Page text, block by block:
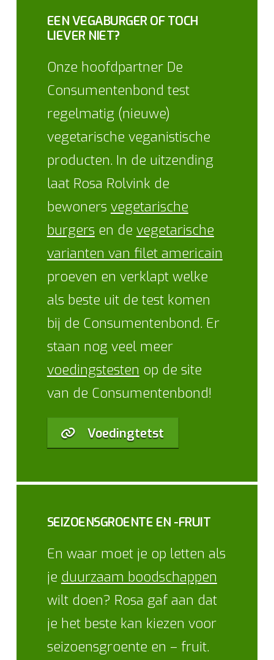
EEN VEGABURGER OF TOCH
LIEVER NIET?
Onze hoofdpartner De
Consumentenbond test
regelmatig (nieuwe)
vegetarische veganistische
producten. In de uitzending
laat Rosa Rolvink de
bewoners vegetarische
burgers en de vegetarische
varianten van filet americain
proeven en verklapt welke
als beste uit de test komen
bij de Consumentenbond. Er
staan nog veel meer
voedingstesten op de site
van de Consumentenbond!
Voedingtetst
SEIZOENSGROENTE EN -FRUIT
En waar moet je op letten als
je duurzaam boodschappen
wilt doen? Rosa gaf aan dat
je het beste kan kiezen voor
seizoensgroente en – fruit.